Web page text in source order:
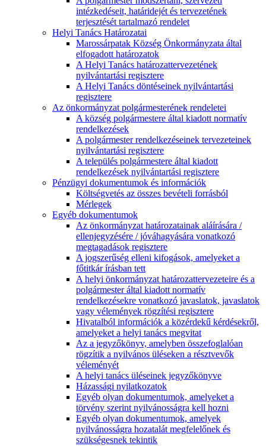
intézkedéseit, határidejét és tervezetének
terjesztését tartalmazó rendelet
Helyi Tanács Határozatai
Marossárpatak Község Önkormányzata által
elfogadott határozatok
A Helyi Tanács határozattervezetének
nyilvántartási regisztere
A Helyi Tanács döntéseinek nyilvántartási
regisztere
Az önkormányzat polgármesterének rendeletei
A község polgármestere által kiadott normatív
rendelkezések
A polgármester rendelkezéseinek tervezeteinek
nyilvántartási regisztere
A település polgármestere által kiadott
rendelkezések nyilvántartási regisztere
Pénzügyi dokumentumok és információk
Költségvetés az összes bevételi forrásból
Mérlegek
Egyéb dokumentumok
Az önkormányzat határozatainak aláírására /
ellenjegyzésére / jóváhagyására vonatkozó
megtagadások regisztere
A jogszerűség elleni kifogások, amelyeket a
főtitkár írásban tett
A helyi önkormányzat határozattervezeteire és a
polgármester által kiadott normatív
rendelkezésekre vonatkozó javaslatok, javaslatok
vagy vélemények rögzítési regisztere
Hivatalból információk a közérdekű kérdésekről,
amelyeket a helyi tanács megvitat
Az a jegyzőkönyv, amelyben összefoglalóan
rögzítik a nyilvános üléseken a résztvevők
véleményét
A helyi tanács üléseinek jegyzőkönyve
Házassági nyilatkozatok
Egyéb olyan dokumentumok, amelyeket a
törvény szerint nyilvánosságra kell hozni
Egyéb olyan dokumentumok, amelyek
nyilvánosságra hozatalát megfelelőnek és
szükségesnek tekintik